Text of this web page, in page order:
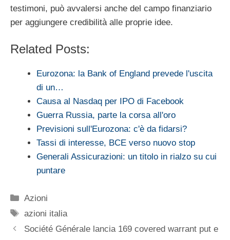
testimoni, può avvalersi anche del campo finanziario
per aggiungere credibilità alle proprie idee.
Related Posts:
Eurozona: la Bank of England prevede l'uscita
di un…
Causa al Nasdaq per IPO di Facebook
Guerra Russia, parte la corsa all'oro
Previsioni sull'Eurozona: c'è da fidarsi?
Tassi di interesse, BCE verso nuovo stop
Generali Assicurazioni: un titolo in rialzo su cui
puntare
Categorie
Azioni
Tag
azioni italia
Société Générale lancia 169 covered warrant put e